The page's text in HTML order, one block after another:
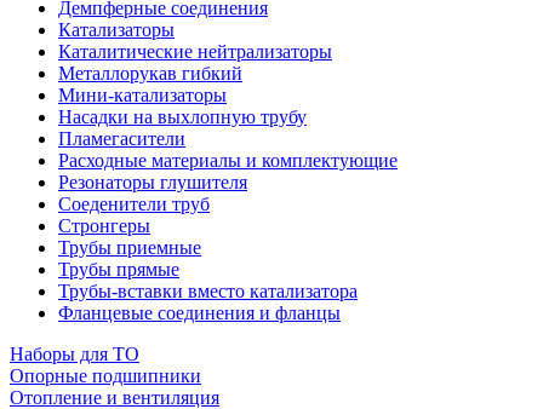
Демпферные соединения
Катализаторы
Каталитические нейтрализаторы
Металлорукав гибкий
Мини-катализаторы
Насадки на выхлопную трубу
Пламегасители
Расходные материалы и комплектующие
Резонаторы глушителя
Соеденители труб
Стронгеры
Трубы приемные
Трубы прямые
Трубы-вставки вместо катализатора
Фланцевые соединения и фланцы
Наборы для ТО
Опорные подшипники
Отопление и вентиляция